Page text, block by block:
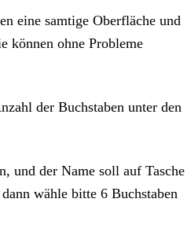
eine samtige Oberfläche und
können ohne Probleme
der Buchstaben unter den
und der Name soll auf Tasche
wähle bitte 6 Buchstaben